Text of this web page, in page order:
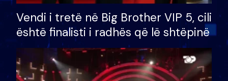
Vendi i tretë në Big Brother VIP 5, cili
është finalisti i radhës që lë shtëpinë